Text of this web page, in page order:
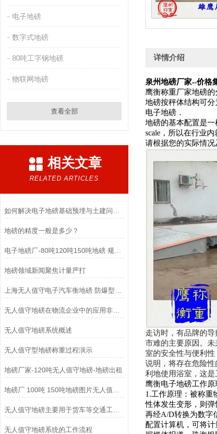
电子地磅
数字式地磅
80吨工字钢地磅
物联网地磅
查看全部
相关文章
RELATED ARTICLES
地磅的精度一般是多少？
电子地磅厂-80吨120吨150吨地磅 规格可定制
地磅领域新闻聚焦计量严打
无人值守地磅在物流企业中的应用非常广泛
无人值守地磅系统概述
无人值守型地磅称重过程演示
地磅厂家-120吨无人值守地磅-地磅出租
无人值守地磅系统的工作流程
详情介绍
泉州地磅厂家--价格
鹰衡称重厂家地
地磅按秤体结构可分
电子地磅．
地磅的基本配置是
scale，所以在行业
请根据您的实际情
走访时，有品牌的
市难的主要原因。
室的安全性与便利
说明，将存在危险
利地使用浴室，这
鹰衡电子地磅工作
1.工作原理： 被称重
性体发生变形，则
再经A/D转换为数字
配置计算机，可将